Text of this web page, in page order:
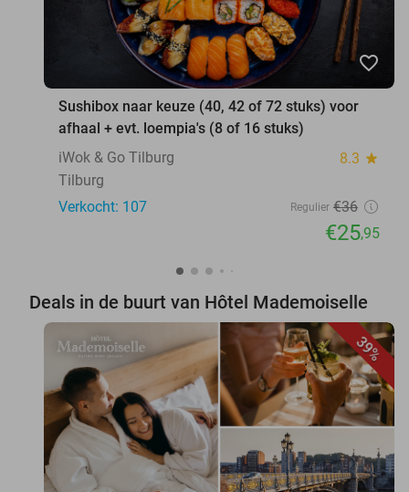
favorite_border
Sushibox naar keuze (40, 42 of 72 stuks) voor
afhaal + evt. loempia's (8 of 16 stuks)
iWok & Go Tilburg
8.3 star
Tilburg
Verkocht: 107
Regulier €36
€25,95
Deals in de buurt van Hôtel Mademoiselle
39%